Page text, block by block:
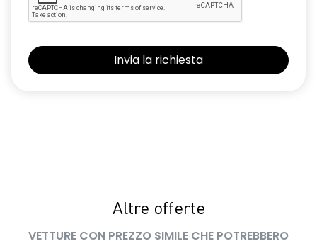
Altre offerte
VETTURE CON PREZZO SIMILE CHE POTREBBERO